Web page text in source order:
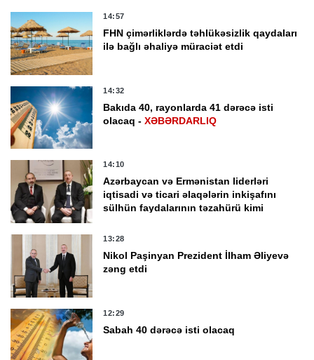
14:57
FHN çimərliklərdə təhlükəsizlik qaydaları
ilə bağlı əhaliyə müraciət etdi
14:32
Bakıda 40, rayonlarda 41 dərəcə isti
olacaq -XƏBƏRDARLIQ
14:10
Azərbaycan və Ermənistan liderləri
iqtisadi və ticari əlaqələrin inkişafını
sülhün faydalarının təzahürü kimi
13:28
Nikol Paşinyan Prezident İlham Əliyevə
zəng etdi
12:29
Sabah 40 dərəcə isti olacaq